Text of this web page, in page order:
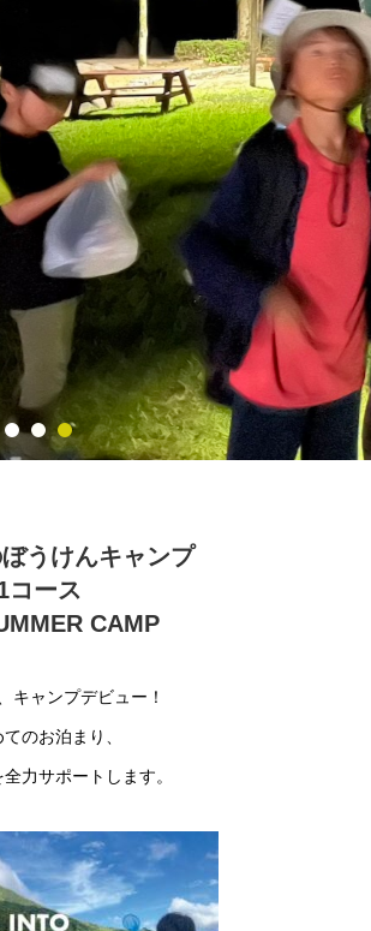
うけんキャンプ
コース
CAMP
キャンプデビュー！
のお泊まり、
力サポートします。